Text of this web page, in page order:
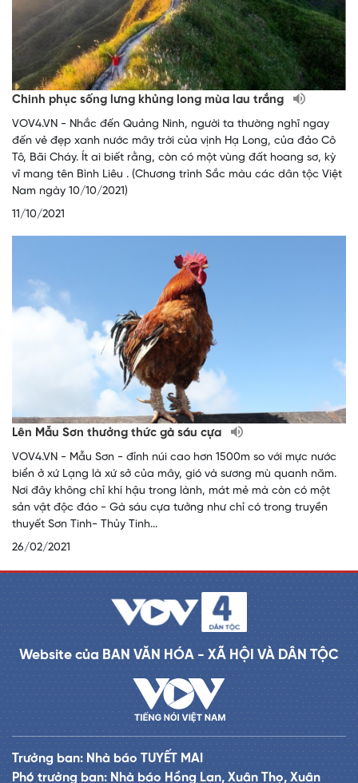
Chinh phục sống lưng khủng long mùa lau trắng
VOV4.VN - Nhắc đến Quảng Ninh, người ta thường nghĩ ngay
đến vẻ đẹp xanh nước mây trời của vịnh Hạ Long, của đảo Cô
Tô, Bãi Cháy. Ít ai biết rằng, còn có một vùng đất hoang sơ, kỳ
vĩ mang tên Bình Liêu . (Chương trình Sắc màu các dân tộc Việt
Nam ngày 10/10/2021)
11/10/2021
Lên Mẫu Sơn thưởng thức gà sáu cựa
VOV4.VN - Mẫu Sơn - đỉnh núi cao hơn 1500m so với mực nước
biển ở xứ Lạng là xứ sở của mây, gió và sương mù quanh năm.
Nơi đây không chỉ khí hậu trong lành, mát mẻ mà còn có một
sản vật độc đáo - Gà sáu cựa tưởng như chỉ có trong truyền
thuyết Sơn Tinh- Thủy Tinh...
26/02/2021
Website của BAN VĂN HÓA - XÃ HỘI VÀ DÂN TỘC
Trưởng ban: Nhà báo TUYẾT MAI
Phó trưởng ban: Nhà báo Hồng Lan, Xuân Thọ, Xuân